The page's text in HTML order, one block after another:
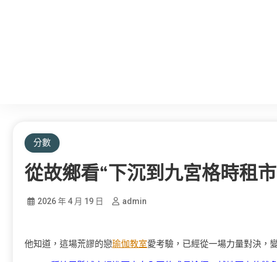
分數
從故鄉看“下沉到九宮格時租
2026 年 4 月 19 日 admin
他知道，這場荒謬的戀瑜伽教室愛考驗，已經從一場力量對決，